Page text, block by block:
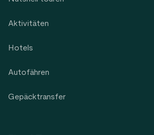
Aktivitäten
Hotels
Autofähren
Gepäcktransfer